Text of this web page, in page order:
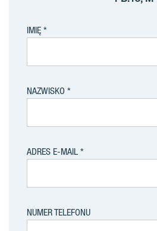
IMIĘ
NAZWISKO
ADRES E-MAIL
NUMER TELEFONU